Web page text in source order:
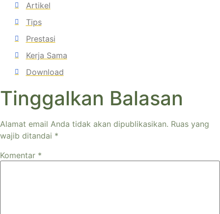
Artikel
Tips
Prestasi
Kerja Sama
Download
Tinggalkan Balasan
Alamat email Anda tidak akan dipublikasikan. Ruas yang
wajib ditandai *
Komentar *